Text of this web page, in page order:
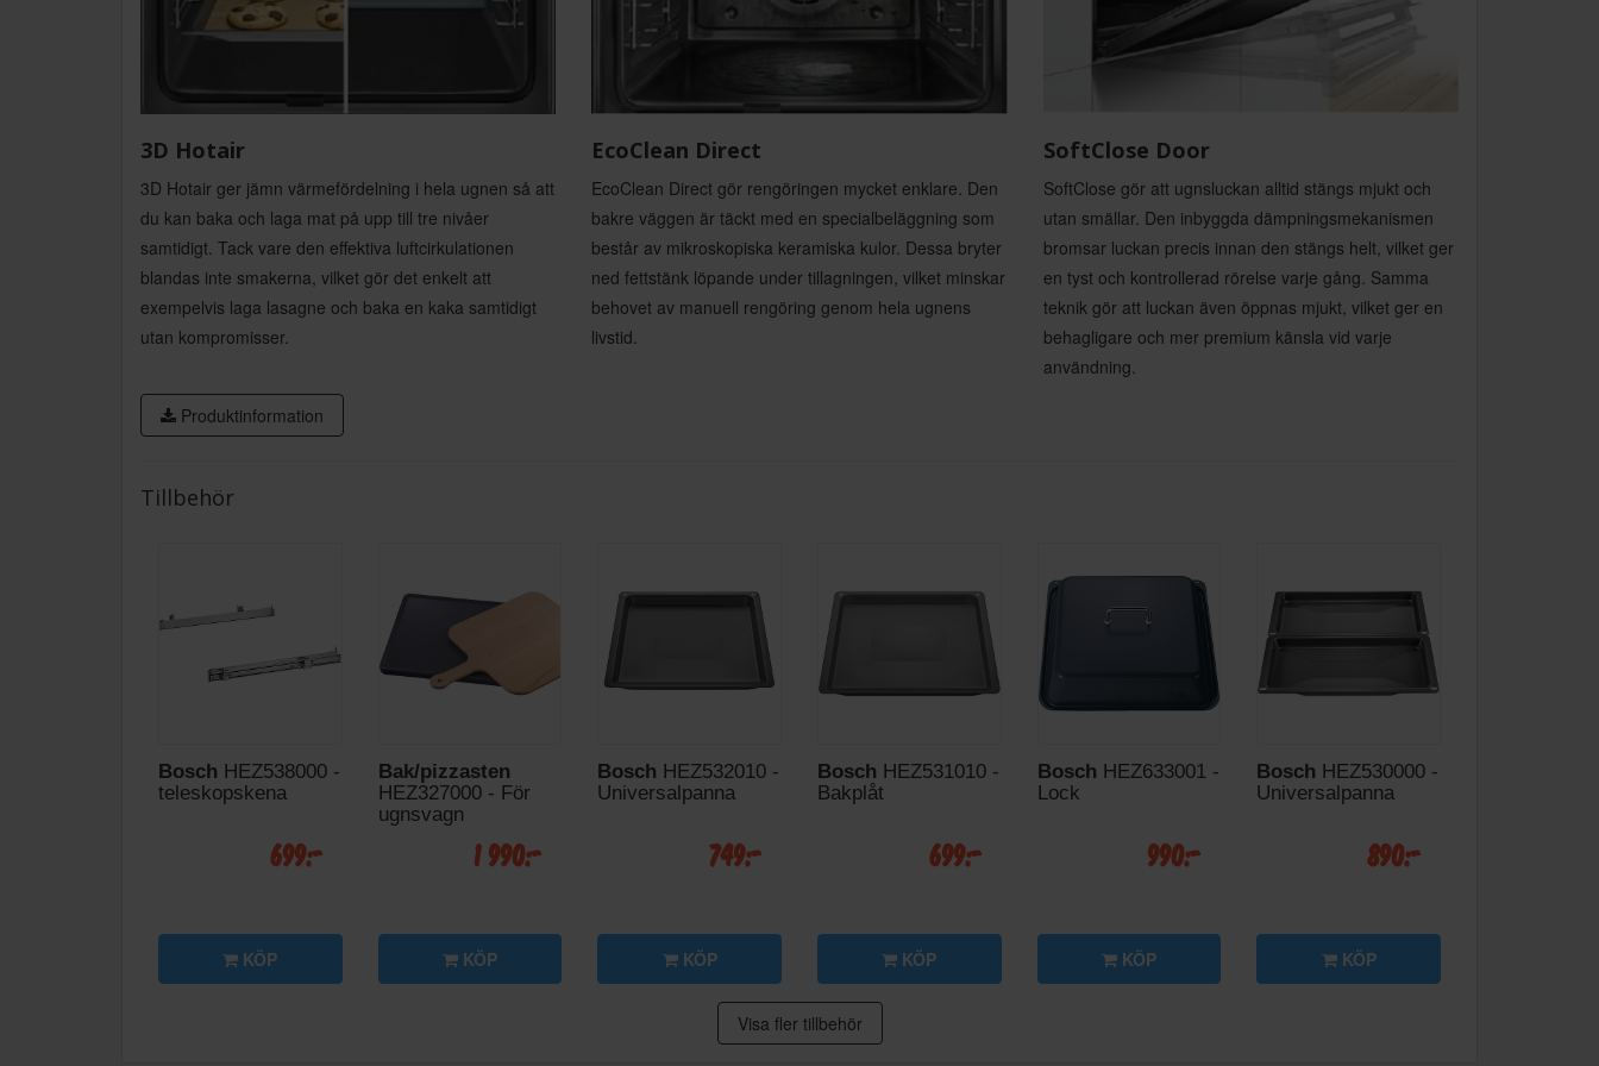
3D Hotair
3D Hotair ger jämn värmefördelning i hela ugnen så att
du kan baka och laga mat på upp till tre nivåer
samtidigt. Tack vare den effektiva luftcirkulationen
blandas inte smakerna, vilket gör det enkelt att
exempelvis laga lasagne och baka en kaka samtidigt
utan kompromisser.
EcoClean Direct
EcoClean Direct gör rengöringen mycket enklare. Den
bakre väggen är täckt med en specialbeläggning som
består av mikroskopiska keramiska kulor. Dessa bryter
ned fettstänk löpande under tillagningen, vilket minskar
behovet av manuell rengöring genom hela ugnens
livstid.
SoftClose Door
SoftClose gör att ugnsluckan alltid stängs mjukt och
utan smällar. Den inbyggda dämpningsmekanismen
bromsar luckan precis innan den stängs helt, vilket ger
en tyst och kontrollerad rörelse varje gång. Samma
teknik gör att luckan även öppnas mjukt, vilket ger en
behagligare och mer premium känsla vid varje
användning.
Produktinformation
Tillbehör
Bosch HEZ538000 -
teleskopskena
699:-
KÖP
Bak/pizzasten
HEZ327000 - För
ugnsvagn
1 990:-
KÖP
Bosch HEZ532010 -
Universalpanna
749:-
KÖP
Bosch HEZ531010 -
Bakplåt
699:-
KÖP
Bosch HEZ633001 -
Lock
990:-
KÖP
Bosch HEZ530000 -
Universalpanna
890:-
KÖP
Visa fler tillbehör